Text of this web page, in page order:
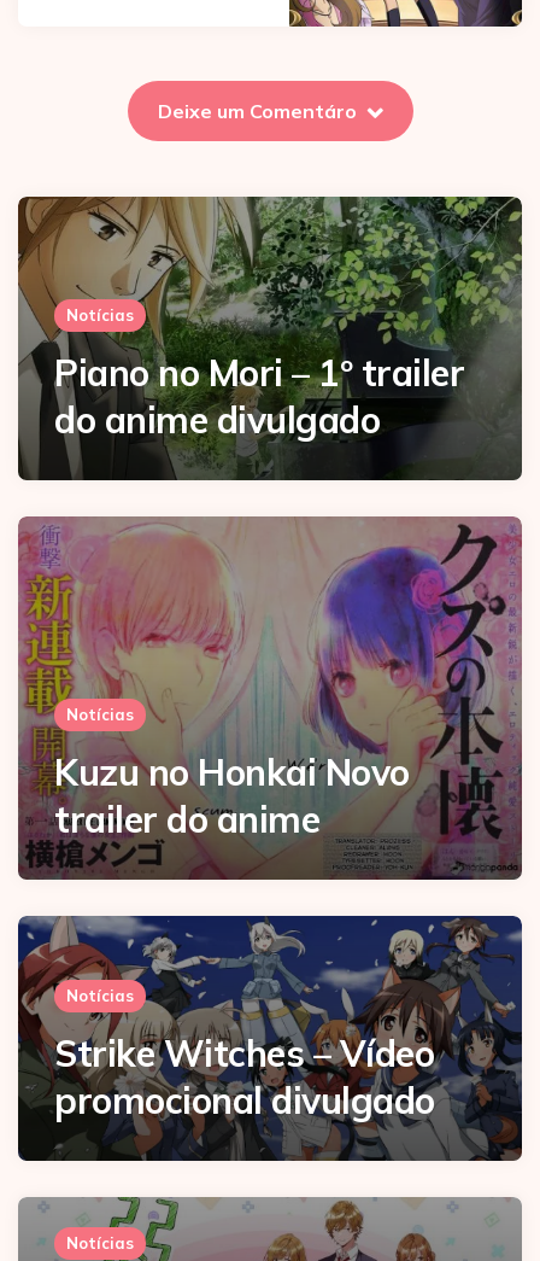
Deixe um Comentáro
Notícias
Piano no Mori – 1º trailer
do anime divulgado
Notícias
Kuzu no Honkai Novo
trailer do anime
Notícias
Strike Witches – Vídeo
promocional divulgado
Notícias